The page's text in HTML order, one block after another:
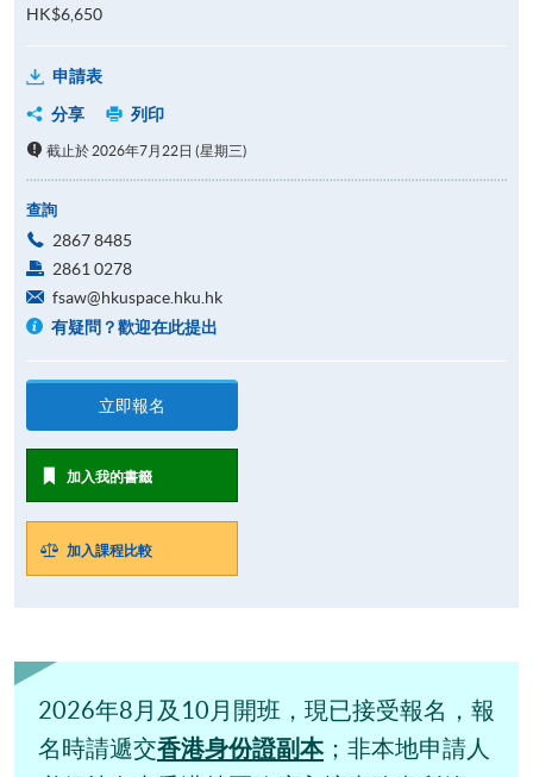
HK$6,650
申請表
分享
列印
截止於 2026年7月22日 (星期三)
查詢
2867 8485
2861 0278
fsaw@hkuspace.hku.hk
有疑問？歡迎在此提出
立即報名
加入我的書籤
加入課程比較
2026年8月及10月開班，現已接受報名，報
名時請遞交香港身份證副本；非本地申請人